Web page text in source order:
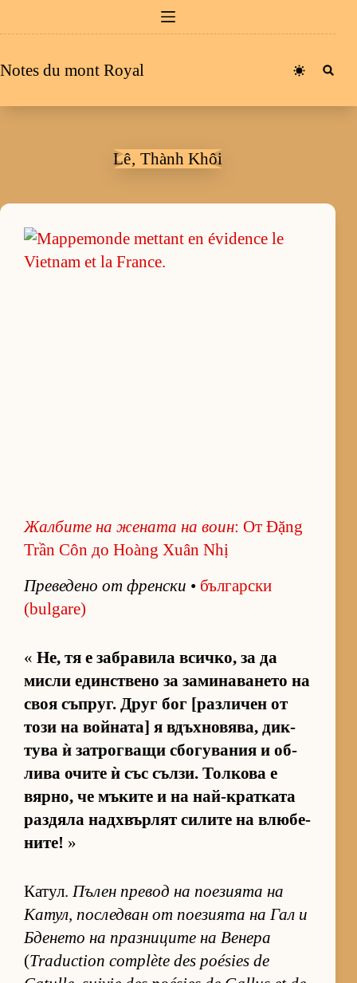
au
Notes du mont Royal
Lê‚ Thành Khôi
Жал­бите на же­ната на воин: От Đặng
Trần Côn до Hoàng Xuân Nhị
Пре­ве­дено от френ­ски • бъл­гар­ски
(bulgare)
« Не, тя е заб­ра­вила всич­ко, за да
мисли един­с­т­вено за за­ми­на­ва­нето на
своя съп­руг. Друг бог [раз­ли­чен от
този на вой­на­та] я вдъх­но­вя­ва, дик­
тува ѝ зат­рог­ващи сбо­гу­ва­ния и об­
лива очите ѝ със съл­зи. Тол­кова е
вяр­но, че мъ­ките и на най-крат­ката
раз­дяла над­х­вър­лят си­лите на влю­бе­
ни­те! »
Ка­тул. Пъ­лен пре­вод на по­е­зи­ята на
Ка­тул, пос­лед­ван от по­е­зи­ята на Гал и
Бде­нето на праз­ни­ците на Ве­нера
(Traduction complète des poésies de